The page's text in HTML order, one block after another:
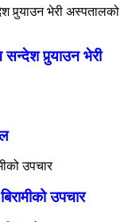
पुर्‍याउन भेरी
उपचार